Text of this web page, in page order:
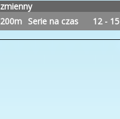
zmienny
200m Serie na czas 12 - 15